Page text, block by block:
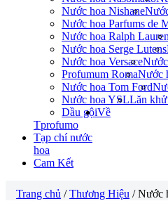
Nước hoa Nishane
Nước hoa Parfums de
Nước hoa Ralph Lauren
Nước hoa Serge Lutens
Nước hoa Versace
Profumum RomaNước
Nước hoa Tom Ford
Nước hoa YSLLăn
Dầu gộiVề
Tprofumo
Tạp chí nước
hoa
Cam Kết
Trang chủ /Thương Hiệu / Nước